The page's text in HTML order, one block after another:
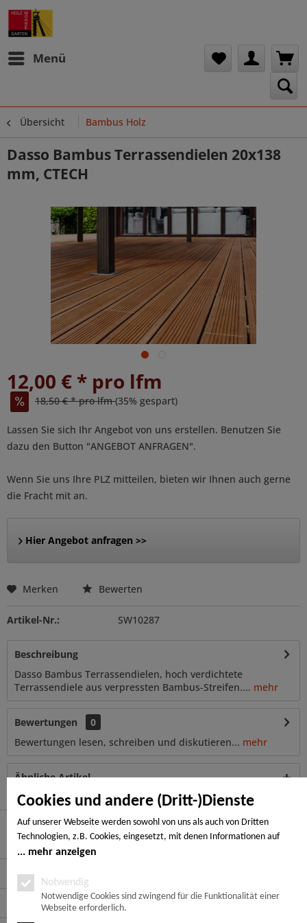
Cookies und andere (Dritt-)Dienste
Auf unserer Webseite werden sowohl von uns als auch von Dritten
Technologien, z.B. Cookies, eingesetzt, mit denen Informationen auf
Ihrem Endgerät gespeichert und/oder von Ihrem Endgerät abgerufen
Notwendige Cookies, Analyse-, Marketing- und Statistik-Cookies. Bei den
notwendigen Cookies handelt es sich um solche, die technisch notwendig
sind, um den von Ihnen gewünschten Dienst bereitzustellen, die übrigen
mehr anzeigen
Notwendig
Notwendige Cookies sind zwingend für die Funktionalität einer
Webseite erforderlich.
Menü
Übersicht Bambus Holz
Dasso Bambus Terrassendielen 20x138
mm, CTECH
12,00 € * pro lfm
18,50 € * pro lfm(35% gespart)
Lassen Sie sich Ihr Angebot von uns erstellen. Benutzen Sie
dazu den Button "ANGEBOT ANFRAGEN".
Wenn Sie uns Ihre PLZ mitteilen, bieten wir Ihnen auch gerne
die Fracht mit an.
Hier Angebot anfragen >>
Merken Bewerten
Artikel-Nr.: SW10287
Beschreibung
Dasso Bambus Terrassendielen, hoch verdichtete
Terrassendiele aus verpressten Bambus-Streifen.... mehr
Bewertungen
0
Bewertungen lesen, schreiben und diskutieren... mehr
Ähnliche Artikel
Hier finden Sie uns
Service Hotline
Service